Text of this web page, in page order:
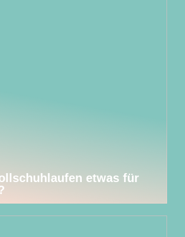
etwas für